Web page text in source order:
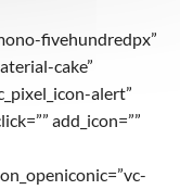
fivehundredpx”
cake”
alert”
add_icon=””